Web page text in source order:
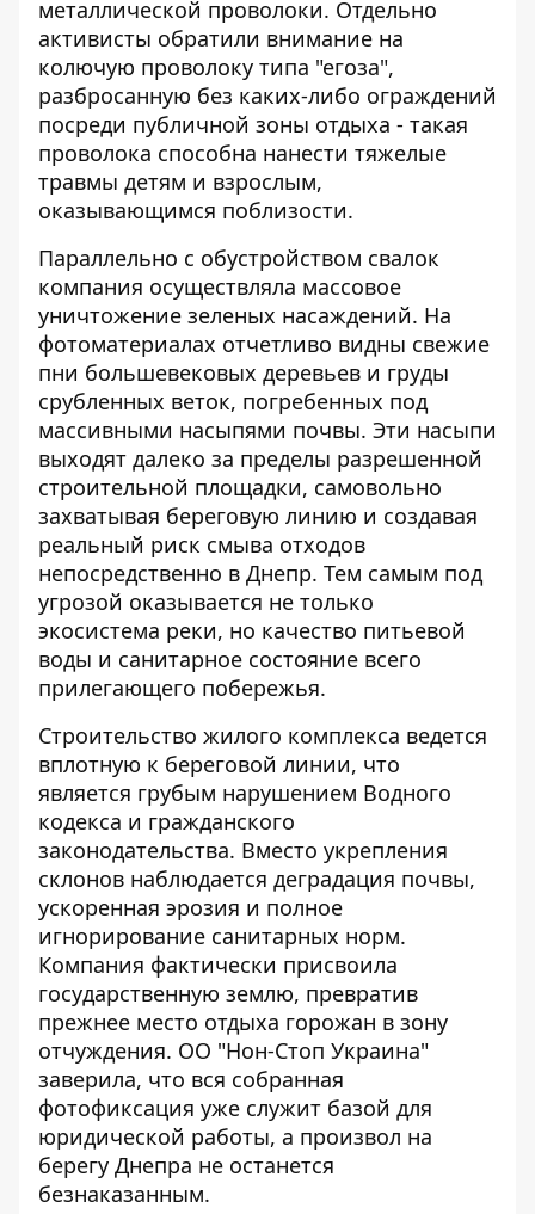
металлической проволоки. Отдельно
активисты обратили внимание на
колючую проволоку типа "егоза",
разбросанную без каких-либо ограждений
посреди публичной зоны отдыха - такая
проволока способна нанести тяжелые
травмы детям и взрослым,
оказывающимся поблизости.
Параллельно с обустройством свалок
компания осуществляла массовое
уничтожение зеленых насаждений. На
фотоматериалах отчетливо видны свежие
пни большевековых деревьев и груды
срубленных веток, погребенных под
массивными насыпями почвы. Эти насыпи
выходят далеко за пределы разрешенной
строительной площадки, самовольно
захватывая береговую линию и создавая
реальный риск смыва отходов
непосредственно в Днепр. Тем самым под
угрозой оказывается не только
экосистема реки, но качество питьевой
воды и санитарное состояние всего
прилегающего побережья.
Строительство жилого комплекса ведется
вплотную к береговой линии, что
является грубым нарушением Водного
кодекса и гражданского
законодательства. Вместо укрепления
склонов наблюдается деградация почвы,
ускоренная эрозия и полное
игнорирование санитарных норм.
Компания фактически присвоила
государственную землю, превратив
прежнее место отдыха горожан в зону
отчуждения. ОО "Нон-Стоп Украина"
заверила, что вся собранная
фотофиксация уже служит базой для
юридической работы, а произвол на
берегу Днепра не останется
безнаказанным.